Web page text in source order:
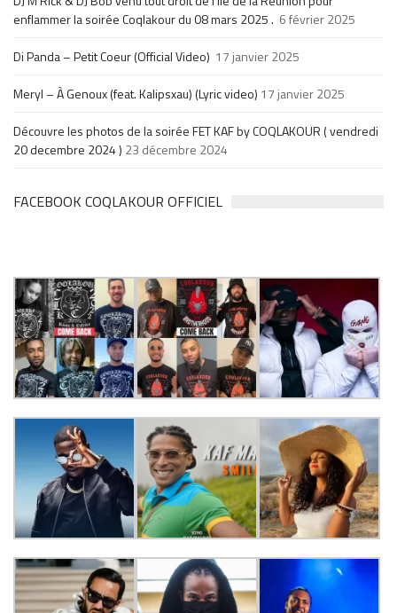
enflammer la soirée Coqlakour du 08 mars 2025 . 6 février 2025
Di Panda – Petit Coeur (Official Video) 17 janvier 2025
Meryl – À Genoux (feat. Kalipsxau) (Lyric video) 17 janvier 2025
Découvre les photos de la soirée FET KAF by COQLAKOUR ( vendredi
20 decembre 2024 ) 23 décembre 2024
FACEBOOK COQLAKOUR OFFICIEL